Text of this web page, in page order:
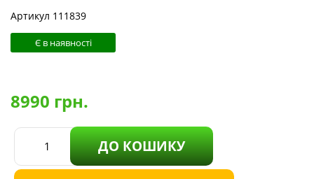
Артикул 111839
Є в наявності
8990 грн.
ДО КОШИКУ